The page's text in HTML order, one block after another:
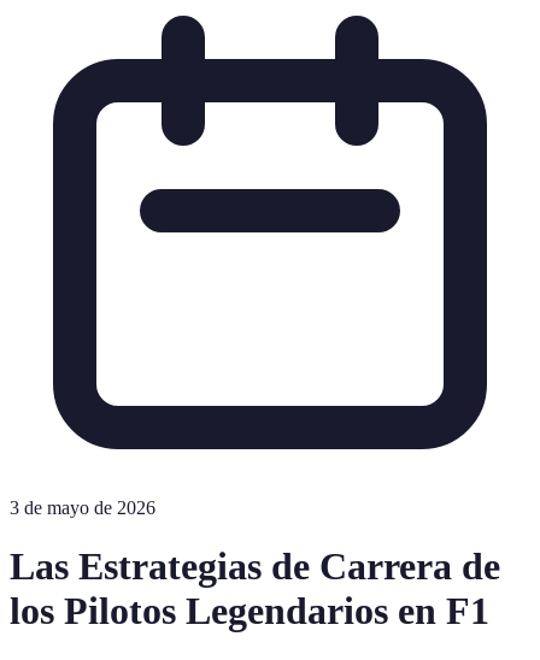
3 de mayo de 2026
Las Estrategias de Carrera de
los Pilotos Legendarios en F1